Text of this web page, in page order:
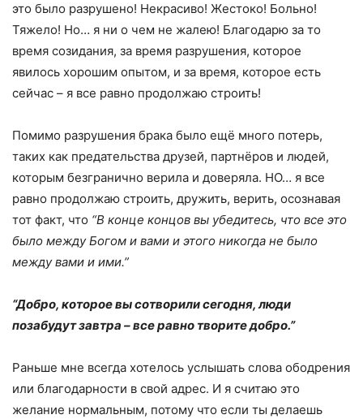
это было разрушено! Некрасиво! Жестоко! Больно!
Тяжело! Но… я ни о чем не жалею! Благодарю за то
время созидания, за время разрушения, которое
явилось хорошим опытом, и за время, которое есть
сейчас – я все равно продолжаю строить!
Помимо разрушения брака было ещё много потерь,
таких как предательства друзей, партнёров и людей,
которым безгранично верила и доверяла. НО… я все
равно продолжаю строить, дружить, верить, осознавая
тот факт, что “В конце концов вы убедитесь, что все это
было между Богом и вами и этого никогда не было
между вами и ими.”
“Добро, которое вы сотворили сегодня, люди
позабудут завтра – все равно творите добро.”
Раньше мне всегда хотелось услышать слова ободрения
или благодарности в свой адрес. И я считаю это
желание нормальным, потому что если ты делаешь